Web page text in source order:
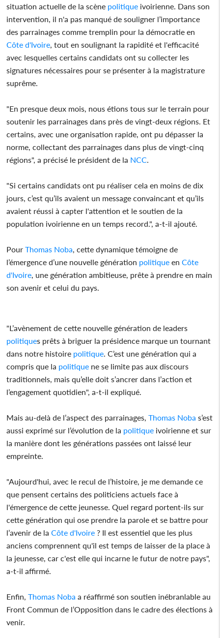
situation actuelle de la scène politique ivoirienne. Dans son
intervention, il n'a pas manqué de souligner l’importance
des parrainages comme tremplin pour la démocratie en
Côte d'Ivoire , tout en soulignant la rapidité et l'efficacité
avec lesquelles certains candidats ont su collecter les
signatures nécessaires pour se présenter à la magistrature
suprême.
"En presque deux mois, nous étions tous sur le terrain pour
soutenir les parrainages dans près de vingt-deux régions. Et
certains, avec une organisation rapide, ont pu dépasser la
norme, collectant des parrainages dans plus de vingt-cinq
régions", a précisé le président de la NCC
"Si certains candidats ont pu réaliser cela en moins de dix
jours, c’est qu’ils avaient un message convaincant et qu’ils
avaient réussi à capter l'attention et le soutien de la
population ivoirienne en un temps record.", a-t-il ajouté.
PourThomas Noba , cette dynamique témoigne de
l’émergence d’une nouvelle génération politique enCôte
d'Ivoire , une génération ambitieuse, prête à prendre en main
son avenir et celui du pays.
"L’avènement de cette nouvelle génération de leaders
politiques prêts à briguer la présidence marque un tournant
dans notre histoire politique . C’est une génération qui a
compris que la politique ne se limite pas aux discours
traditionnels, mais qu’elle doit s’ancrer dans l’action et
l’engagement quotidien", a-t-il expliqué.
Mais au-delà de l’aspect des parrainages,Thomas Noba s’est
aussi exprimé sur l’évolution de la politique ivoirienne et sur
la manière dont les générations passées ont laissé leur
empreinte.
"Aujourd'hui, avec le recul de l’histoire, je me demande ce
que pensent certains des politiciens actuels face à
l'émergence de cette jeunesse. Quel regard portent-ils sur
cette génération qui ose prendre la parole et se battre pour
l’avenir de laCôte d'Ivoire ? Il est essentiel que les plus
anciens comprennent qu'il est temps de laisser de la place à
la jeunesse, car c'est elle qui incarne le futur de notre pays",
a-t-il affirmé.
Enfin,Thomas Noba a réaffirmé son soutien inébranlable au
Front Commun de l’Opposition dans le cadre des élections à
venir.